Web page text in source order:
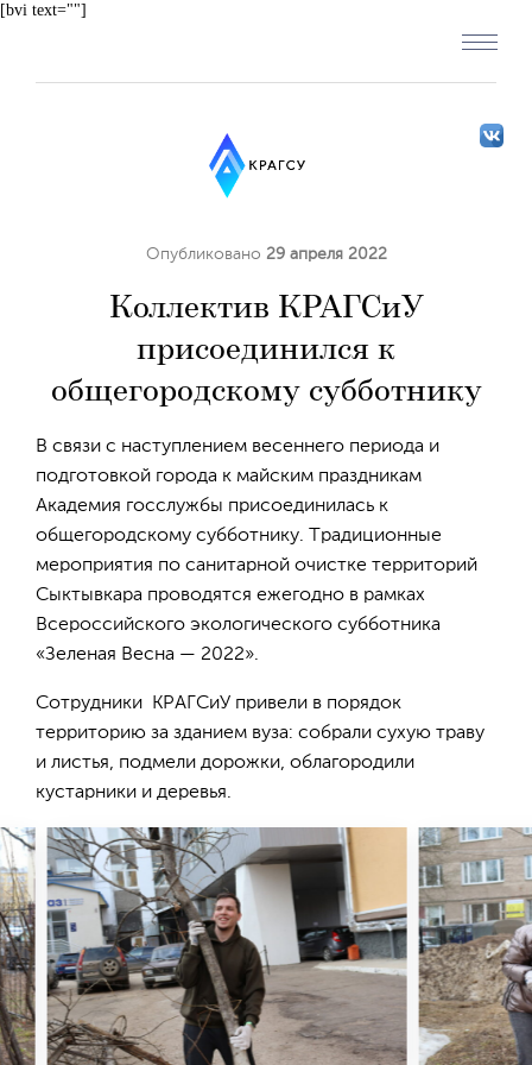
[bvi text=""]
Опубликовано 29 апреля 2022
Коллектив КРАГСиУ
присоединился к
общегородскому субботнику
В связи с наступлением весеннего периода и
подготовкой города к майским праздникам
Академия госслужбы присоединилась к
общегородскому субботнику. Традиционные
мероприятия по санитарной очистке территорий
Сыктывкара проводятся ежегодно в рамках
Всероссийского экологического субботника
«Зеленая Весна — 2022».
Сотрудники КРАГСиУ привели в порядок
территорию за зданием вуза: собрали сухую траву
и листья, подмели дорожки, облагородили
кустарники и деревья.